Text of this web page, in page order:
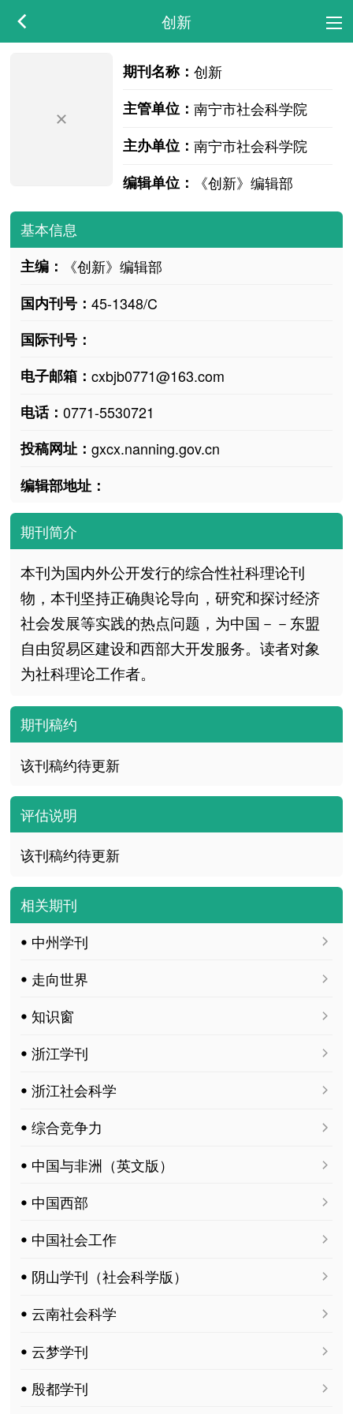
创新
期刊名称： 创新
主管单位： 南宁市社会科学院
主办单位： 南宁市社会科学院
编辑单位：
《创新》编辑部
基本信息
主编：
《创新》编辑部
国内刊号： 45-1348/C
国际刊号：
电子邮箱： cxbjb0771@163.com
电话： 0771-5530721
投稿网址： gxcx.nanning.gov.cn
编辑部地址：
期刊简介
本刊为国内外公开发行的综合性社科理论刊
物，本刊坚持正确舆论导向，研究和探讨经济
社会发展等实践的热点问题，为中国－－东盟
自由贸易区建设和西部大开发服务。读者对象
为社科理论工作者。
期刊稿约
该刊稿约待更新
评估说明
该刊稿约待更新
相关期刊
ꔷ 中州学刊
ꔷ 走向世界
ꔷ 知识窗
ꔷ 浙江学刊
ꔷ 浙江社会科学
ꔷ 综合竞争力
ꔷ 中国与非洲（英文版）
ꔷ 中国西部
ꔷ 中国社会工作
ꔷ 阴山学刊（社会科学版）
ꔷ 云南社会科学
ꔷ 云梦学刊
ꔷ 殷都学刊